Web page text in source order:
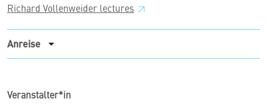
Richard Vollenweider lectures
Anreise
Veranstalter*in